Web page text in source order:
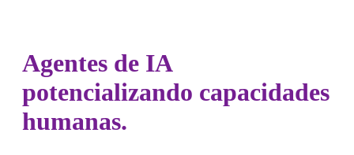
Agentes de IA
potencializando capacidades
humanas.